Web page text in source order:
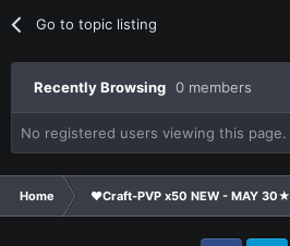
Go to topic listing
Recently Browsing 0 members
No registered users viewing this page.
Home ❤Craft-PVP x50 NEW - MAY 30★